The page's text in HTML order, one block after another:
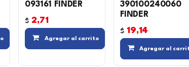
a la lista de deseos
Compara Agregar a la lista de deseos
093161 FINDER
$2,71
Agregar al carrito Compara
390100240060
FINDER
$ 19,14
Agregar al